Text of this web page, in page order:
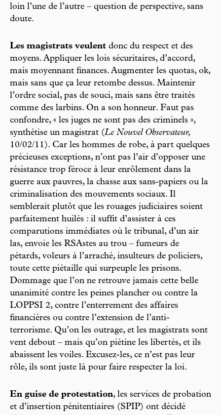
loin l’une de l’autre – question de perspective, sans
doute.
Les magistrats veulent donc du respect et des
moyens. Appliquer les lois sécuritaires, d’accord,
mais moyennant finances. Augmenter les quotas, ok,
mais sans que ça leur retombe dessus. Maintenir
l’ordre social, pas de souci, mais sans être traités
comme des larbins. On a son honneur. Faut pas
confondre, « les juges ne sont pas des criminels »,
synthétise un magistrat (Le Nouvel Observateur,
10/02/11). Car les hommes de robe, à part quelques
précieuses exceptions, n’ont pas l’air d’opposer une
résistance trop féroce à leur enrôlement dans la
guerre aux pauvres, la chasse aux sans-papiers ou la
criminalisation des mouvements sociaux. Il
semblerait plutôt que les rouages judiciaires soient
parfaitement huilés : il suffit d’assister à ces
comparutions immédiates où le tribunal, d’un air
las, envoie les RSAstes au trou – fumeurs de
pétards, voleurs à l’arraché, insulteurs de policiers,
toute cette piétaille qui surpeuple les prisons.
Dommage que l’on ne retrouve jamais cette belle
unanimité contre les peines plancher ou contre la
LOPPSI 2, contre l’enterrement des affaires
financières ou contre l’extension de l’anti-
terrorisme. Qu’on les outrage, et les magistrats sont
vent debout – mais qu’on piétine les libertés, et ils
abaissent les voiles. Excusez-les, ce n’est pas leur
rôle, ils sont juste là pour faire respecter la loi.
En guise de protestation, les services de probation
et d’insertion pénitentiaires (SPIP) ont décidé